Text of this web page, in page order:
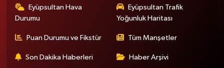
Eyüpsultan Hava
Durumu
Eyüpsultan Trafik
Yoğunluk Haritası
Puan Durumu ve Fikstür Tüm Manşetler
Son Dakika Haberleri Haber Arşivi